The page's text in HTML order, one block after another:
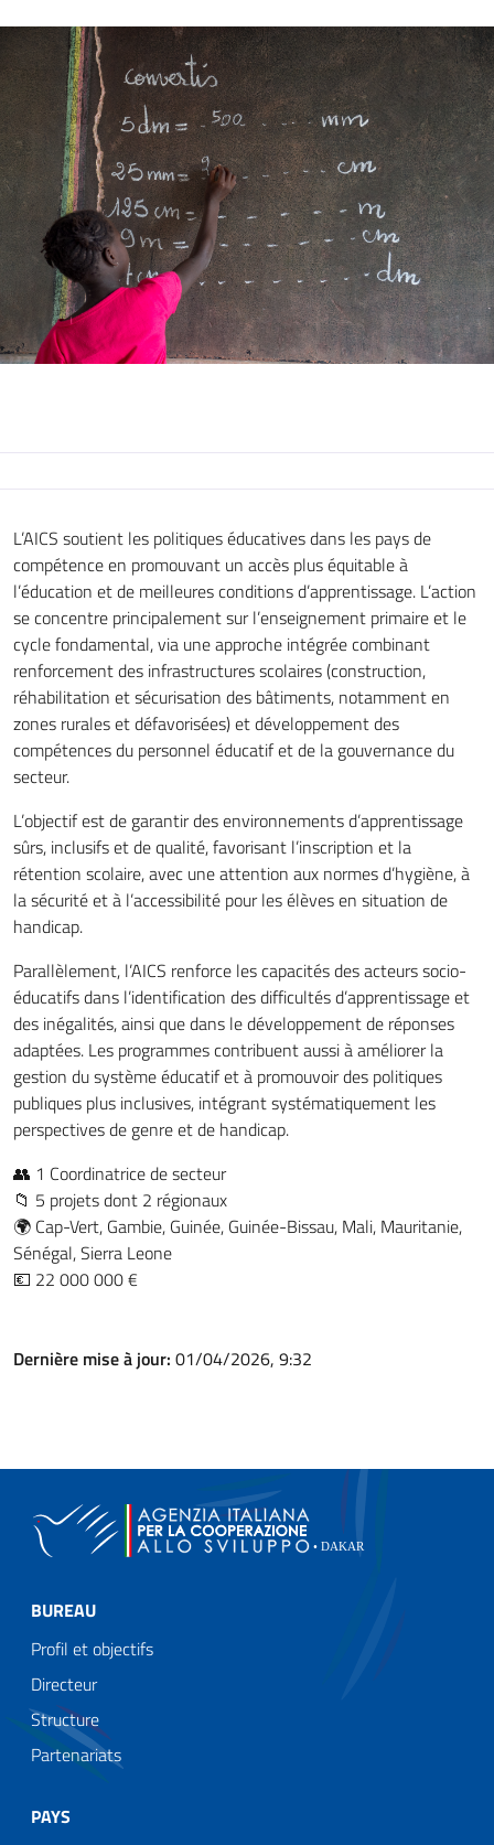
L’AICS soutient les politiques éducatives dans les pays de
compétence en promouvant un accès plus équitable à
l’éducation et de meilleures conditions d’apprentissage. L’action
se concentre principalement sur l’enseignement primaire et le
cycle fondamental, via une approche intégrée combinant
renforcement des infrastructures scolaires (construction,
réhabilitation et sécurisation des bâtiments, notamment en
zones rurales et défavorisées) et développement des
compétences du personnel éducatif et de la gouvernance du
secteur.
L’objectif est de garantir des environnements d’apprentissage
sûrs, inclusifs et de qualité, favorisant l’inscription et la
rétention scolaire, avec une attention aux normes d’hygiène, à
la sécurité et à l’accessibilité pour les élèves en situation de
handicap.
Parallèlement, l’AICS renforce les capacités des acteurs socio-
éducatifs dans l’identification des difficultés d’apprentissage et
des inégalités, ainsi que dans le développement de réponses
adaptées. Les programmes contribuent aussi à améliorer la
gestion du système éducatif et à promouvoir des politiques
publiques plus inclusives, intégrant systématiquement les
perspectives de genre et de handicap.
👥 1 Coordinatrice de secteur
📁 5 projets dont 2 régionaux
🌍 Cap-Vert, Gambie, Guinée, Guinée-Bissau, Mali, Mauritanie,
Sénégal, Sierra Leone
💶 22 000 000 €
Dernière mise à jour: 01/04/2026, 9:32
BUREAU
Profil et objectifs
Directeur
Structure
Partenariats
PAYS